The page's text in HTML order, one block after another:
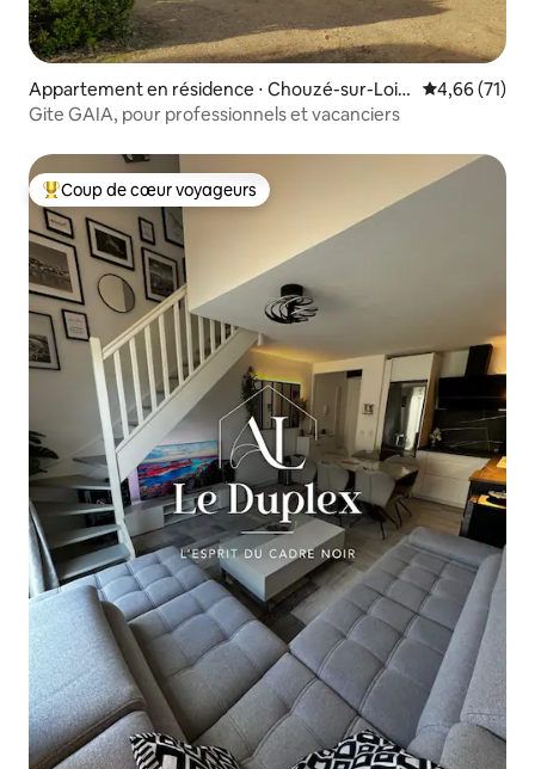
Appartement en résidence ⋅ Chouzé-sur-Loir
e
Évaluation
4,66 (71)
Gite GAIA, pour professionnels et vacanciers
Coups de cœur voyageurs les plus appréciés
Coup de cœur voyageurs